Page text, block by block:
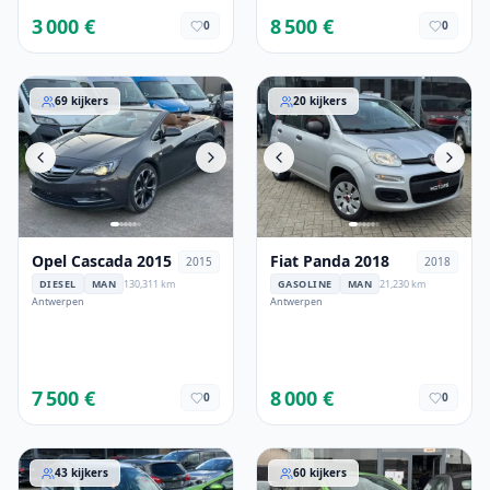
3 000 € 0 8 500 € 0
Opel Cascada 2015
69 kijkers
Opel Cascada 2015 2015
DIESEL MAN
130,311 km
Antwerpen
7 500 € 0
Fiat Panda 2018
20 kijkers
Fiat Panda 2018 2018
GASOLINE MAN 21,230 km
Antwerpen
8 000 € 0
Citroen C3 2006
43 kijkers Opel Corsa 2012
60 kijkers